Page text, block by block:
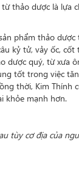
thảo dược là lựa
phẩm thảo dược
kỷ tử, vảy ốc, cốt
dược quý, từ xưa
tốt trong việc
thời, Kim Thính
khỏe mạnh hơn.
tùy cơ địa của